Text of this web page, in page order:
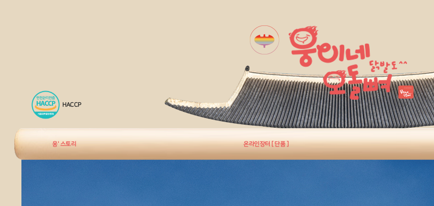
HACCP
웅' 스토리 온라인장터 [ 단품 ]